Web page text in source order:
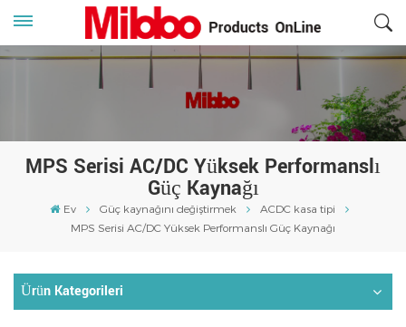
MPS Serisi AC/DC Yüksek Performanslı
Güç Kaynağı
Ev Güç kaynağını değiştirmek
ACDC kasa tipi
MPS Serisi AC/DC Yüksek Performanslı Güç Kaynağı
Ürün Kategorileri